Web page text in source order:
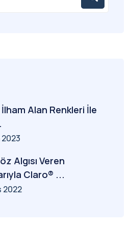
Alan Renkleri İle
Algısı Veren
Claro® ...
2022